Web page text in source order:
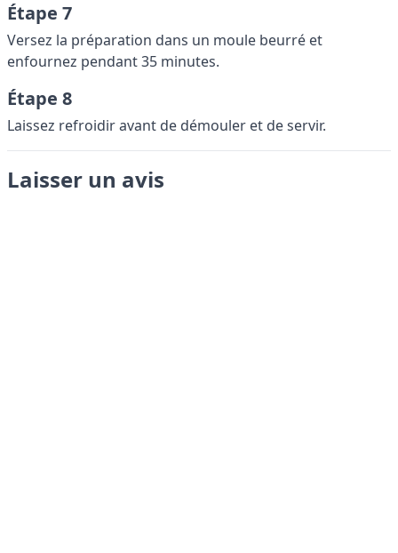
Étape 7
Versez la préparation dans un moule beurré et
enfournez pendant 35 minutes.
Étape 8
Laissez refroidir avant de démouler et de servir.
Laisser un avis